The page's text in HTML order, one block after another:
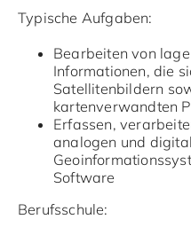
Typische Aufgaben:
Bearbeiten von
Informationen, die
Satellitenbildern
kartenverwandten
Erfassen,
analogen und
Software
Berufsschule: